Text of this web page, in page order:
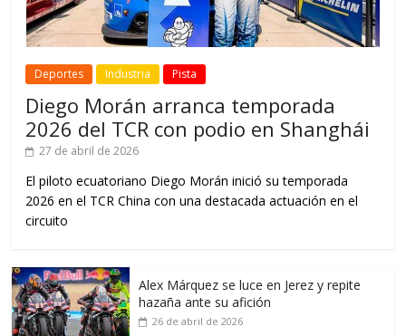
Deportes Industria Pista
Diego Morán arranca temporada
2026 del TCR con podio en Shanghái
27 de abril de 2026
El piloto ecuatoriano Diego Morán inició su temporada
2026 en el TCR China con una destacada actuación en el
circuito
Alex Márquez se luce en Jerez y repite
hazaña ante su afición
26 de abril de 2026